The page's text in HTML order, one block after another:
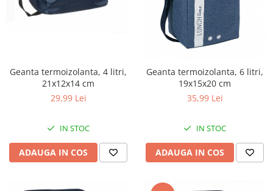
Genti de plaja
Geanta termoizolanta, 4 litri,
21x12x14 cm
29,99 Lei
IN STOC
ADAUGA IN COS
Geanta termoizolanta, 6 litri,
19x15x20 cm
35,99 Lei
IN STOC
ADAUGA IN COS